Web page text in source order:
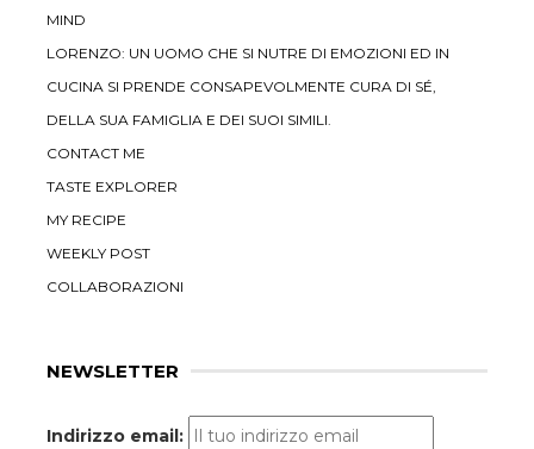
MIND
LORENZO: UN UOMO CHE SI NUTRE DI EMOZIONI ED IN
CUCINA SI PRENDE CONSAPEVOLMENTE CURA DI SÉ,
DELLA SUA FAMIGLIA E DEI SUOI SIMILI.
CONTACT ME
TASTE EXPLORER
MY RECIPE
WEEKLY POST
COLLABORAZIONI
NEWSLETTER
Indirizzo email: